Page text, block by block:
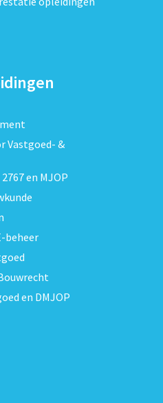
Vastgoed- &
en MJOP
beheer
en DMJOP